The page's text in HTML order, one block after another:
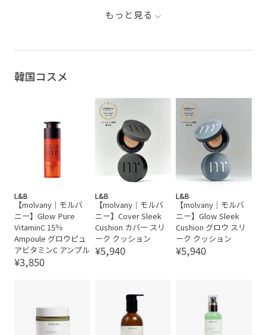
もっと見る
韓国コスメ
L&B
【molvany｜モルバ
ニー】Glow Pure
VitaminC 15％
Ampoule グロウピュ
アビタミンC アンプル
¥3,850
L&B
【molvany｜モルバ
ニー】Cover Sleek
Cushion カバー スリ
ーク クッション
¥5,940
L&B
【molvany｜モルバ
ニー】Glow Sleek
Cushion グロウ スリ
ーク クッション
¥5,940